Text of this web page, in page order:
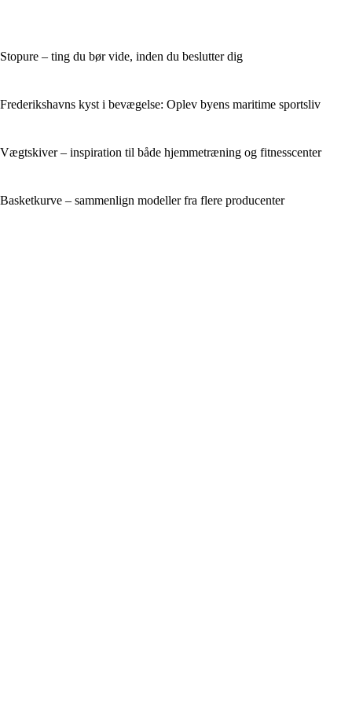
Stopure – ting du bør vide, inden du beslutter dig
Frederikshavns kyst i bevægelse: Oplev byens maritime sportsliv
Vægtskiver – inspiration til både hjemmetræning og fitnesscenter
Basketkurve – sammenlign modeller fra flere producenter